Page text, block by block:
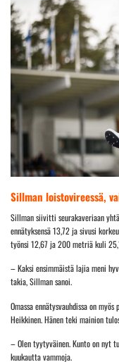
Sillman loistovireessä,
Sillman siivitti seurakaveriaan
ennätyksensä 13,72 ja sivusi
työnsi 12,67 ja 200 metriä kuli
– Kaksi ensimmäistä lajia meni
takia, Sillman sanoi.
Omassa ennätysvauhdissa on
Heikkinen. Hänen teki mainion
– Olen tyytyväinen. Kunto on nyt
kuukautta vammoja.